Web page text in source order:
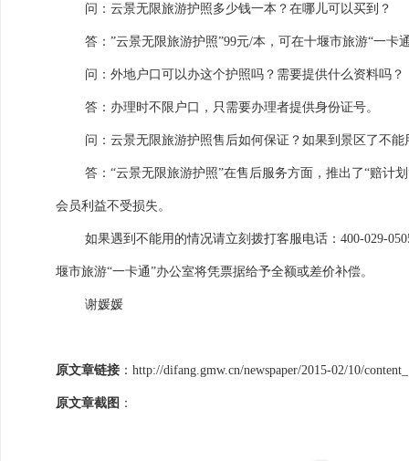
问：云景无限旅游护照多少钱一本？在哪儿可以买到？
答：”云景无限旅游护照”99元/本，可在十堰市旅游“一卡
问：外地户口可以办这个护照吗？需要提供什么资料吗？
答：办理时不限户口，只需要办理者提供身份证号。
问：云景无限旅游护照售后如何保证？如果到景区了不能
答：“云景无限旅游护照”在售后服务方面，推出了“赔计
会员利益不受损失。
如果遇到不能用的情况请立刻拨打客服电话： 400-029-
堰市旅游“一卡通”办公室将凭票据给予全额或差价补偿。
谢媛媛
原文章链接 ： http://difang.gmw.cn/newspaper/2015-02/10/
原文章截图 ：